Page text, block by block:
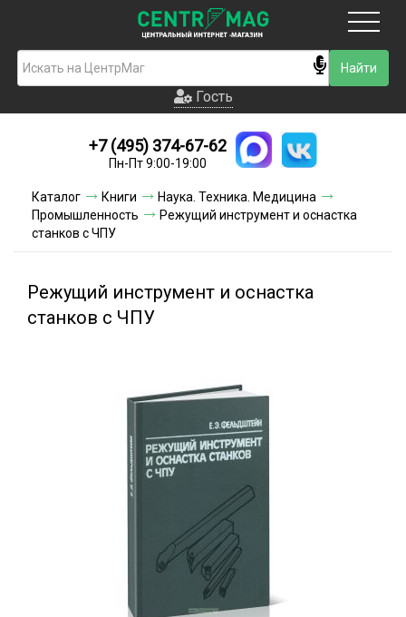
Гость
Новинки
Условия доставки
Акции и скидки
Гость
+7 (495) 374-67-62
Пн-Пт 9:00-19:00
Каталог Книги
Наука. Техника. Медицина
Промышленность
Режущий инструмент и оснастка
станков с ЧПУ
Режущий инструмент и оснастка
станков с ЧПУ